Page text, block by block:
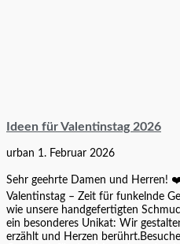
Ideen für Valentinstag 2026
urban 1. Februar 2026
Sehr geehrte Damen und Herren!
Valentinstag – Zeit für funkelnde
wie unsere handgefertigten
ein besonderes Unikat: Wir
erzählt und Herzen